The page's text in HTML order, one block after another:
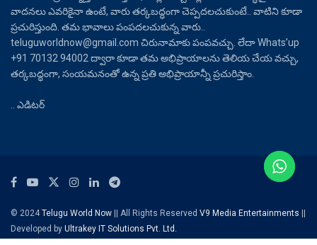
వాదనలు ఎవరికైనా ఉంటే, వారు తర్కబద్ధంగా చెప్పదలచుకుంటే.. వాటిని కూడా
ప్రచురిస్తుంది. తమ భావాలు పంపదలచుకున్న వారు..
teluguworldnow@gmail.com చిరునామాకు పంపవచ్చు. లేదా Whats’up
+91 70132 94002 ద్వారా కూడా తమ అభిప్రాయాలను తెలియ చేయ వచ్చు,
తర్కబద్ధంగా, సంయమనంతో ఉన్న ప్రతి అభిప్రాయాన్నీ ప్రచురిస్తాం.
.. ఎడిటర్
© 2024Telugu World Now || All Rights Reserved V9 Media Entertainments ||
Developed by Ultrakey IT Solutions Pvt. Ltd.